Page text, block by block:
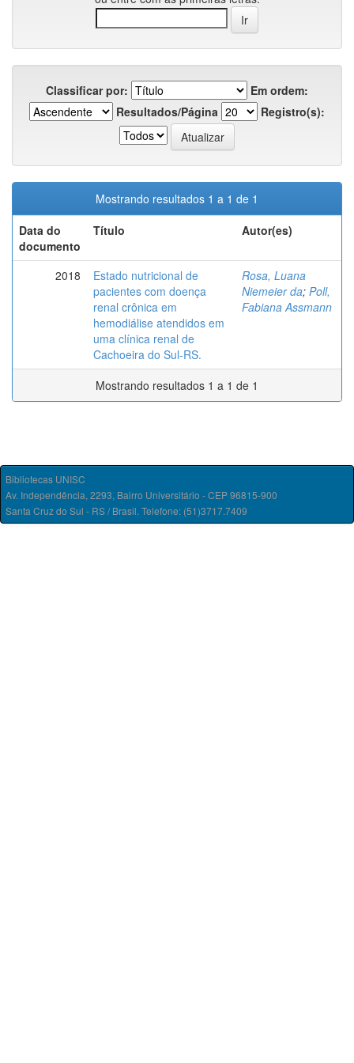
Classificar por:
Em ordem:
Resultados/Página
Registro(s):
Mostrando resultados 1 a 1 de 1
Data do
documento
Título Autor(es)
2018
Estado nutricional de
pacientes com doença
renal crônica em
hemodiálise atendidos em
uma clínica renal de
Cachoeira do Sul-RS.
Rosa, Luana
Niemeier da; Poll,
Fabiana Assmann
Mostrando resultados 1 a 1 de 1
Bibliotecas UNISC
Av. Independência, 2293, Bairro Universitário - CEP 96815-900
Santa Cruz do Sul - RS / Brasil. Telefone: (51)3717.7409